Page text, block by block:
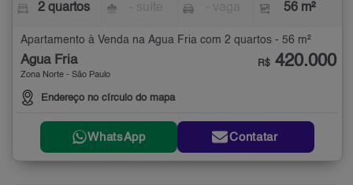
2 quartos 56 m²
Apartamento à Venda na Água Fria com 2 quartos - 56 m²
Água Fria
Zona Norte - São Paulo
Endereço no círculo do mapa
R$ 420.000
WhatsApp Contatar